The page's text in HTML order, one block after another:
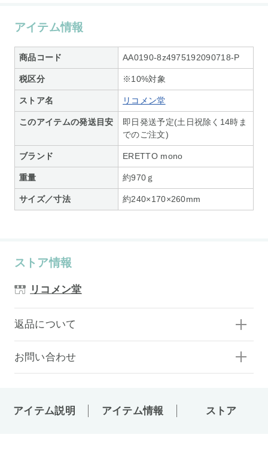
アイテム情報
商品コード AA0190-8z4975192090718-P
税区分 ※10%対象
ストア名 リコメン堂
このアイテムの発送目安
即日発送予定(土日祝除く14時ま
でのご注文)
ブランド ERETTO mono
重量 約970ｇ
サイズ／寸法 約240×170×260mm
ストア情報
リコメン堂
返品について
お問い合わせ
アイテム説明 アイテム情報 ストア